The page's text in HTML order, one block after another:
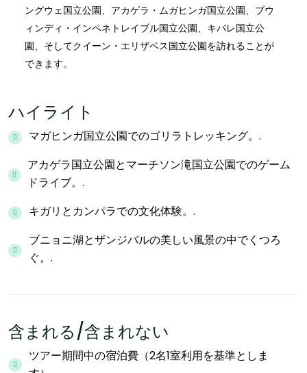
ングウェ国立公園、アカゲラ・ムガヒンガ国立公園、ブウ
ィンディ・インペネトレイブル国立公園、キバレ国立公
園、そしてクイーン・エリザベス国立公園を訪れることが
できます。
ハイライト
マガヒンガ国立公園でのゴリラトレッキング。.
アカゲラ国立公園とマーチソン滝国立公園でのゲーム
ドライブ。.
キガリとカンパラでの文化体験。.
ブニョニ湖とザンジバルの美しい風景の中でくつろ
ぐ。.
含まれる/含まれない
ツアー期間中の宿泊費（2名1室利用を基準としま